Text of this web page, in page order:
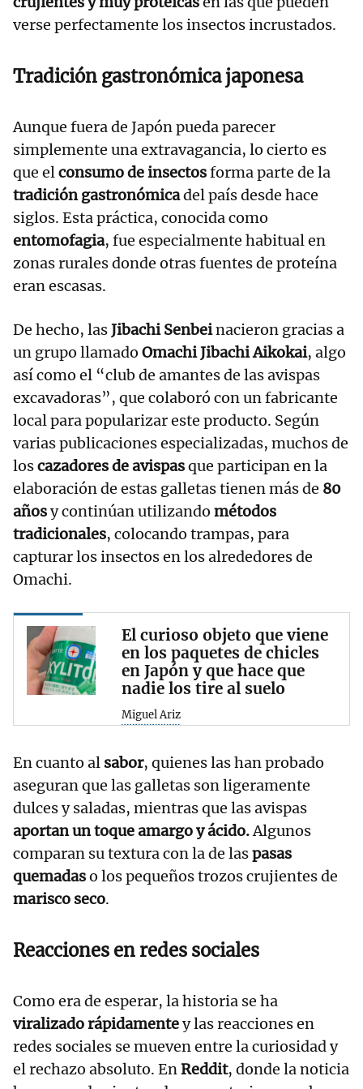
verse perfectamente los insectos incrustados.
Tradición gastronómica japonesa
Aunque fuera de Japón pueda parecer
simplemente una extravagancia, lo cierto es
que elconsumo de insectosforma parte de la
tradición gastronómicadel país desde hace
siglos. Esta práctica, conocida como
entomofagia, fue especialmente habitual en
zonas rurales donde otras fuentes de proteína
eran escasas.
De hecho, lasJibachi Senbeinacieron gracias a
un grupo llamado Omachi Jibachi Aikokai, algo
así como el “club de amantes de las avispas
excavadoras”, que colaboró con un fabricante
local para popularizar este producto. Según
varias publicaciones especializadas, muchos de
loscazadores de avispasque participan en la
elaboración de estas galletas tienen más de 80
añosy continúan utilizando métodos
tradicionales, colocando trampas, para
capturar los insectos en los alrededores de
Omachi.
El curioso objeto que viene
en los paquetes de chicles
en Japón y que hace que
nadie los tire al suelo
Miguel Ariz
En cuanto al sabor, quienes las han probado
aseguran que las galletas son ligeramente
dulces y saladas, mientras que las avispas
aportan un toque amargo y ácido.Algunos
comparan su textura con la de laspasas
quemadaso los pequeños trozos crujientes de
marisco seco.
Reacciones en redes sociales
Como era de esperar, la historia se ha
viralizado rápidamentey las reacciones en
redes sociales se mueven entre la curiosidad y
el rechazo absoluto. EnReddit, donde la noticia